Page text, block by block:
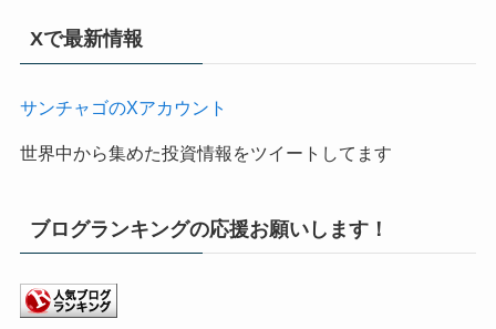
Xで最新情報
サンチャゴのXアカウント
世界中から集めた投資情報をツイートしてます
ブログランキングの応援お願いします！